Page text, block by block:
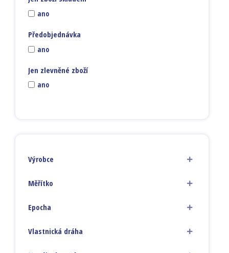
ano
Předobjednávka
ano
Jen zlevněné zboží
ano
Výrobce
Měřítko
Epocha
Vlastnická dráha